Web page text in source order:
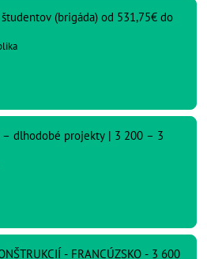
(brigáda) od 531,75€ do
– dlhodobé projekty | 3 200 – 3
- FRANCÚZSKO - 3 600